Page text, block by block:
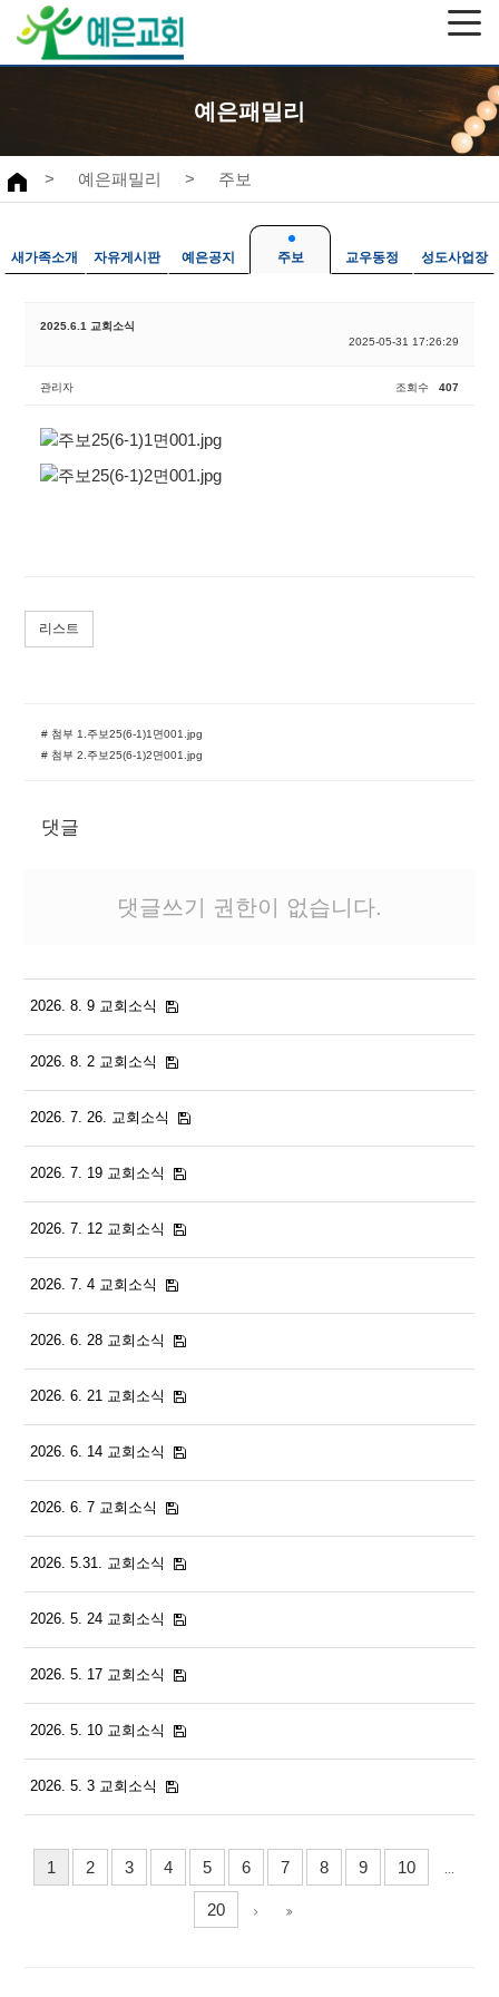
예은패밀리
> 예은패밀리 > 주보
새가족소개 자유게시판 예은공지 주보 교우동정 성도사업장
2025.6.1 교회소식
2025-05-31 17:26:29
관리자 조회수 407
리스트
# 첨부 1.주보25(6-1)1면001.jpg
# 첨부 2.주보25(6-1)2면001.jpg
댓글
댓글쓰기 권한이 없습니다.
2026. 8. 9 교회소식
2026. 8. 2 교회소식
2026. 7. 26. 교회소식
2026. 7. 19 교회소식
2026. 7. 12 교회소식
2026. 7. 4 교회소식
2026. 6. 28 교회소식
2026. 6. 21 교회소식
2026. 6. 14 교회소식
2026. 6. 7 교회소식
2026. 5.31. 교회소식
2026. 5. 24 교회소식
2026. 5. 17 교회소식
2026. 5. 10 교회소식
2026. 5. 3 교회소식
1 2 3 4 5 6 7 8 9 10
20